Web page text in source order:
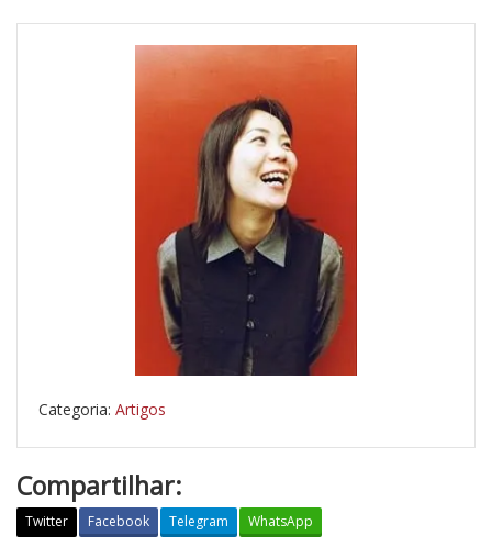
Categoria: Artigos
Compartilhar:
Twitter Facebook Telegram WhatsApp